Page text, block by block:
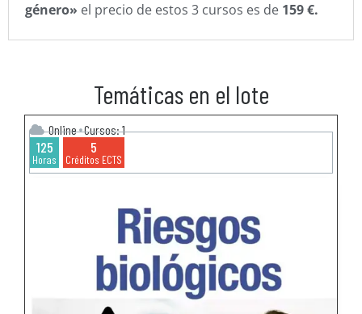
género» el precio de estos 3 cursos es de 159 €.
Temáticas en el lote
Online Cursos: 1
125
Horas
5
Créditos ECTS